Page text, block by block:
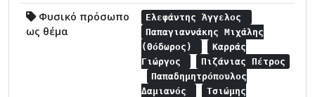
Φυσικό πρόσωπο
ως θέμα
Ελεφάντης Άγγελος
Παπαγιαννάκης Μιχάλης
(Θόδωρος)
Καρράς
Γιώργος
Πιζάνιας Πέτρος
Παπαδημητρόπουλος
Δαμιανός
Τσιώμης